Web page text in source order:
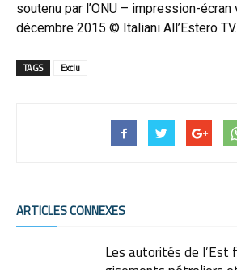
soutenu par l’ONU – impression-écran
décembre 2015 © Italiani All’Estero TV.
TAGS Exclu
ARTICLES CONNEXES
Les autorités de